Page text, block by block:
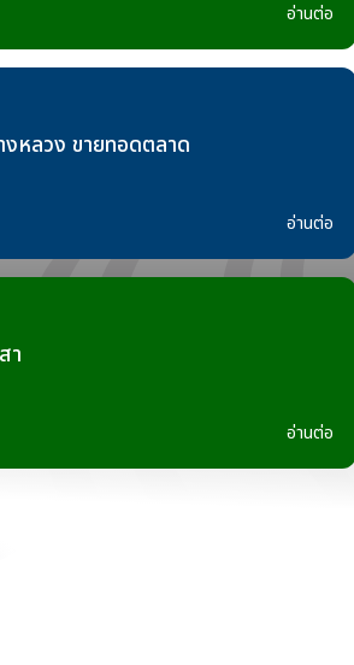
อ่านต่อ
งหลวง ขายทอดตลาด
อ่านต่อ
า
อ่านต่อ